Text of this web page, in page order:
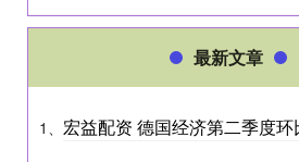
最新文章
1、 宏益配资 德国经济第二季度